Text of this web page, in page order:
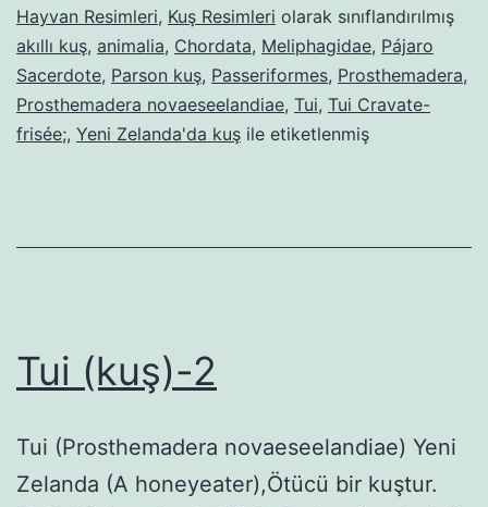
Hayvan Resimleri, Kuş Resimleri olarak sınıflandırılmış
akıllı kuş, animalia, Chordata, Meliphagidae, Pájaro
Sacerdote, Parson kuş, Passeriformes, Prosthemadera,
Prosthemadera novaeseelandiae, Tui, Tui Cravate-
frisée;, Yeni Zelanda'da kuş ile etiketlenmiş
Tui (kuş)-2
Tui (Prosthemadera novaeseelandiae) Yeni
Zelanda (A honeyeater),Ötücü bir kuştur.